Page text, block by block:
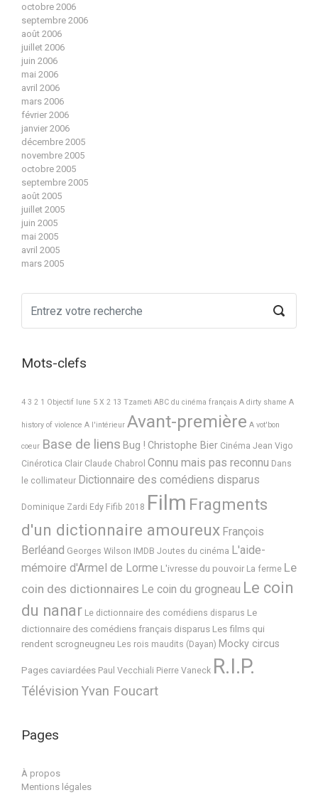
octobre 2006
septembre 2006
août 2006
juillet 2006
juin 2006
mai 2006
avril 2006
mars 2006
février 2006
janvier 2006
décembre 2005
novembre 2005
octobre 2005
septembre 2005
août 2005
juillet 2005
juin 2005
mai 2005
avril 2005
mars 2005
Mots-clefs
4 3 2 1 Objectif lune 5 X 2 13 Tzameti ABC du cinéma français A dirty shame A
history of violence A l'intérieur Avant-première A vot'bon
coeur Base de liens Bug ! Christophe Bier Cinéma Jean Vigo
Cinérotica Clair Claude Chabrol Connu mais pas reconnu Dans
le collimateur Dictionnaire des comédiens disparus
Dominique Zardi Edy Fifib 2018 Film Fragments
d'un dictionnaire amoureux François
Berléand Georges Wilson IMDB Joutes du cinéma L'aide-
mémoire d'Armel de Lorme L'ivresse du pouvoir La ferme Le
coin des dictionnaires Le coin du grogneau Le coin
du nanar Le dictionnaire des comédiens disparus Le
dictionnaire des comédiens français disparus Les films qui
rendent scrogneugneu Les rois maudits (Dayan) Mocky circus
Pages caviardées Paul Vecchiali Pierre Vaneck R.I.P.
TélévisionYvan Foucart
Pages
À propos
Mentions légales